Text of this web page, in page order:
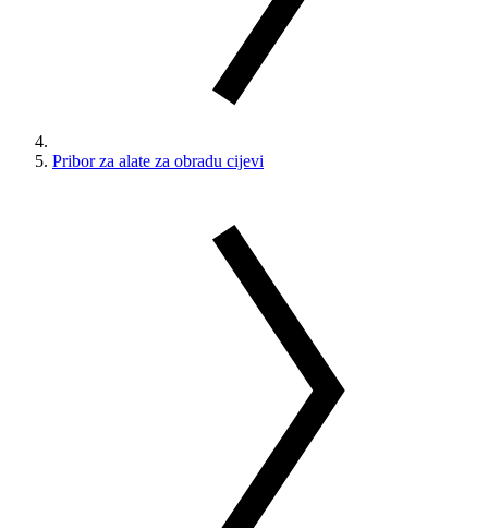
Pribor za alate za obradu cijevi